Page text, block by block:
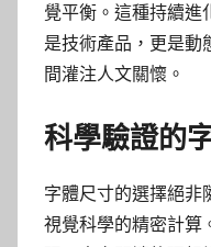
覺平衡。這種持續進
是技術產品，更是動
間灌注人文關懷。
科學驗證的
字體尺寸的選擇絕非
視覺科學的精密計算